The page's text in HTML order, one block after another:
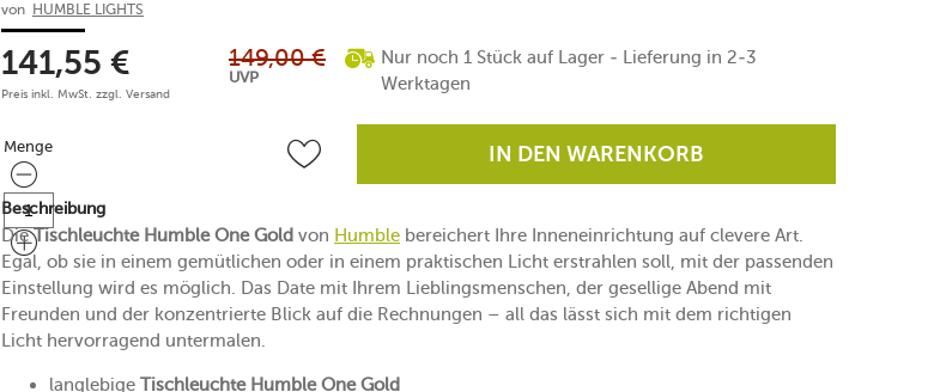
von HUMBLE LIGHTS
141,55 €
Preis inkl. MwSt. zzgl. Versand
149,00 €
UVP
Nur noch 1 Stück auf Lager - Lieferung in 2-3
Werktagen
Menge
Menge IN DEN WARENKORB
Beschreibung
DieTischleuchte Humble One Gold von Humble bereichert Ihre Inneneinrichtung auf clevere Art.
Egal, ob sie in einem gemütlichen oder in einem praktischen Licht erstrahlen soll, mit der passenden
Einstellung wird es möglich. Das Date mit Ihrem Lieblingsmenschen, der gesellige Abend mit
Freunden und der konzentrierte Blick auf die Rechnungen – all das lässt sich mit dem richtigen
Licht hervorragend untermalen.
langlebige Tischleuchte Humble One Gold